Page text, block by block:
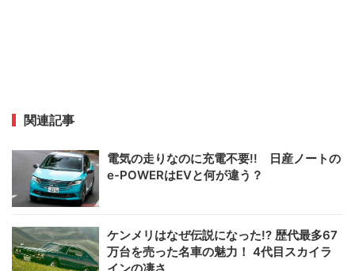
関連記事
電気の走りなのに充電不要!! 日産ノートの
e-POWERはEVと何が違う？
ケンメリはなぜ伝説になった!? 歴代最多67
万台を売った名車の魅力！ 4代目スカイラ